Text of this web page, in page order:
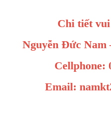
Chi tiết
Nguyễn Đức Nam
Cellphone:
Email: